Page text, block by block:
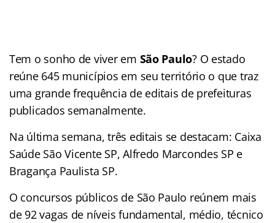
Tem o sonho de viver em São Paulo? O estado
reúne 645 municípios em seu território o que traz
uma grande frequência de editais de prefeituras
publicados semanalmente.
Na última semana, três editais se destacam: Caixa
Saúde São Vicente SP, Alfredo Marcondes SP e
Bragança Paulista SP.
O concursos públicos de São Paulo reúnem mais
de 92 vagas de níveis fundamental, médio, técnico